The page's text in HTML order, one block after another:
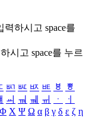
력하시고 space를
시고 space를 누르
ㅴ ㅵ ㅶ ㅷ ㅸ
ㅹ
ㆉ ㆊ ㆋ ㆌ ㆍ
ㆎ
Φ Χ Ψ Ω α β γ δ ε ζ η